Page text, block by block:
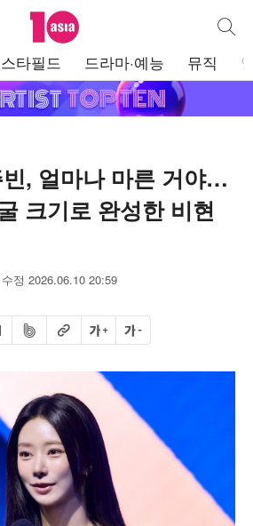
텐아시아 통합
타필드 드라마·예능 뮤직
, 얼마나 마른 거야…
크기로 완성한 비현
수정 2026.06.10 20:59
하기
하기
버 공유하기
밴드 공유하기
URL복사글자 크게글자 작게